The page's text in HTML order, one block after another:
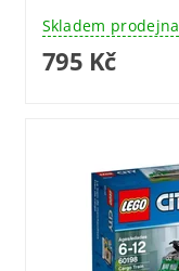
Skladem prodejna
795 Kč